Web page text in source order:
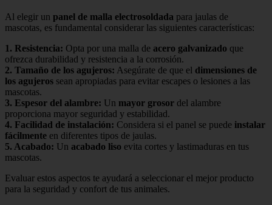
Al elegir un panel de malla electrosoldada para jaulas de
mascotas, es fundamental considerar las siguientes características:
1. Resistencia: Opta por una malla de acero galvanizado que
ofrezca durabilidad y resistencia a la corrosión.
2. Tamaño de los agujeros: Asegúrate de que el dimensiones de
los agujeros sean apropiadas para evitar escapes o lesiones a las
mascotas.
3. Espesor del alambre: Un mayor grosor del alambre
proporciona mayor seguridad y estabilidad.
4. Facilidad de instalación: Considera si el panel se puede instalar
fácilmente en diferentes tipos de jaulas.
5. Acabado: Un acabado liso evita cortes y lastimaduras en tus
mascotas.
Evaluar estos aspectos te ayudará a seleccionar el mejor producto
para la seguridad y confort de tus animales.